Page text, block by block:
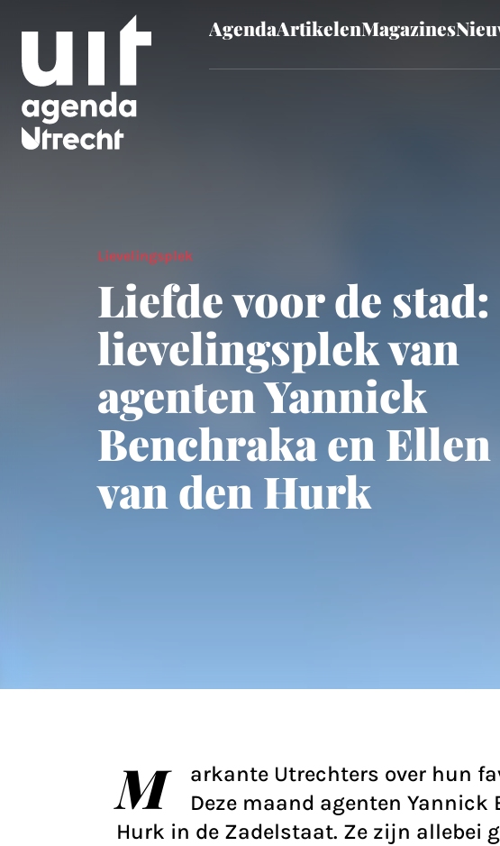
Skip to main content AgendaArtikelenMagazines
Lievelingsplek
Liefde voor de stad:
lievelingsplek van
agenten Yannick
Benchraka en Ellen
van den Hurk
M
arkante Utrechters over hun
Deze maand agenten Yannick
Hurk in de Zadelstaat. Ze zijn allebei